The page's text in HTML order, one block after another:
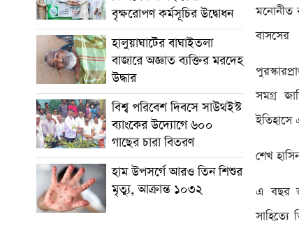
বৃক্ষরোপণ কর্মসূচির উদ্বোধন
হালুয়াঘাটের বাঘাইতলা
বাজারে অজ্ঞাত ব্যক্তির মরদেহ
উদ্ধার
বিশ্ব পরিবেশ দিবসে সাউথইস্ট
ব্যাংকের উদ্যোগে ৬০০
গাছের চারা বিতরণ
হাম উপসর্গে আরও তিন শিশুর
মৃত্যু, আক্রান্ত ১০৩২
মনোনীত
বাসসের
সমগ্র
ইতিহাসে
শেখ
এ বছর